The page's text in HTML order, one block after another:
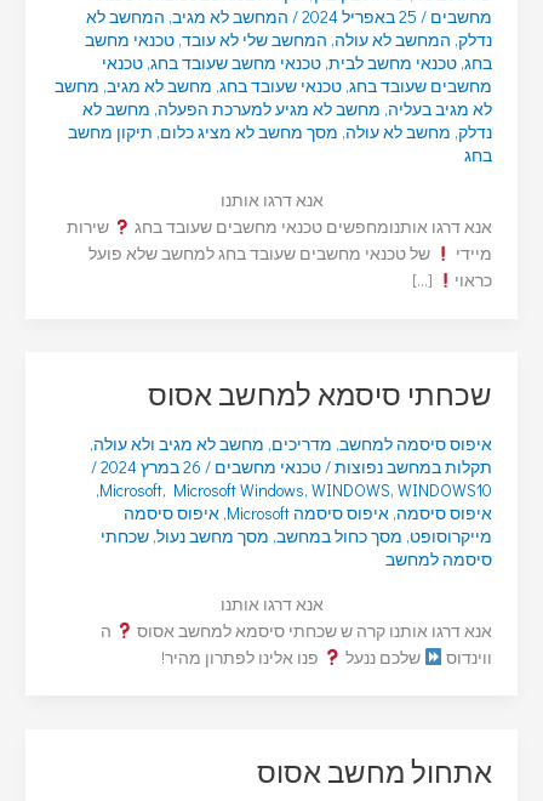
מחשבים / 25 באפריל 2024 / המחשב לא מגיב, המחשב לא
נדלק, המחשב לא עולה, המחשב שלי לא עובד, טכנאי מחשב
בחג, טכנאי מחשב לבית, טכנאי מחשב שעובד בחג, טכנאי
מחשבים שעובד בחג, טכנאי שעובד בחג, מחשב לא מגיב, מחשב
לא מגיב בעליה, מחשב לא מגיע למערכת הפעלה, מחשב לא
נדלק, מחשב לא עולה, מסך מחשב לא מציג כלום, תיקון מחשב
בחג
אנא דרגו אותנו
אנא דרגו אותנומחפשים טכנאי מחשבים שעובד בחג
שירות
מיידי
של טכנאי מחשבים שעובד בחג למחשב שלא פועל
כראוי
[…]
שכחתי סיסמא למחשב אסוס
איפוס סיסמה למחשב, מדריכים, מחשב לא מגיב ולא עולה,
תקלות במחשב נפוצות/טכנאי מחשבים / 26 במרץ 2024
/
Microsoft, Microsoft Windows,WINDOWS,WINDOWS10
,
איפוס סיסמה, איפוס סיסמה Microsoft , איפוס סיסמה
מייקרוסופט, מסך כחול במחשב, מסך מחשב נעול, שכחתי
סיסמה למחשב
אנא דרגו אותנו
אנא דרגו אותנו קרה ש שכחתי סיסמא למחשב אסוס
ה
ווינדוס
שלכם ננעל פנו אלינו לפתרון מהיר!
אתחול מחשב אסוס